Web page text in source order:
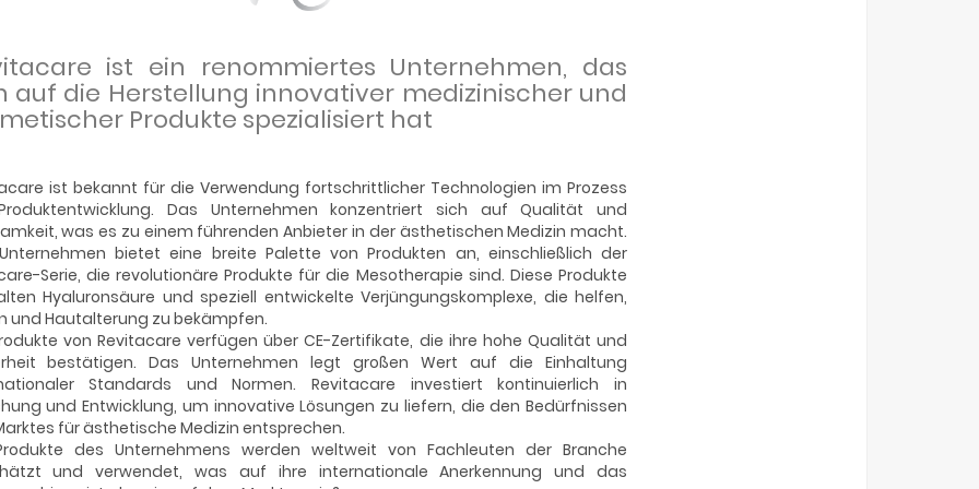
ist ein renommiertes Unternehmen, das
auf die Herstellung innovativer medizinischer und
Produkte spezialisiert hat
ist bekannt für die Verwendung fortschrittlicher Technologien im Prozess
Das Unternehmen konzentriert sich auf Qualität und
was es zu einem führenden Anbieter in der ästhetischen Medizin macht.
bietet eine breite Palette von Produkten an, einschließlich der
Serie, die revolutionäre Produkte für die Mesotherapie sind. Diese Produkte
Hyaluronsäure und speziell entwickelte Verjüngungskomplexe, die helfen,
und Hautalterung zu bekämpfen.
von Revitacare verfügen über CE-Zertifikate, die ihre hohe Qualität und
bestätigen. Das Unternehmen legt großen Wert auf die Einhaltung
Standards und Normen. Revitacare investiert kontinuierlich in
und Entwicklung, um innovative Lösungen zu liefern, die den Bedürfnissen
für ästhetische Medizin entsprechen.
des Unternehmens werden weltweit von Fachleuten der Branche
und verwendet, was auf ihre internationale Anerkennung und das